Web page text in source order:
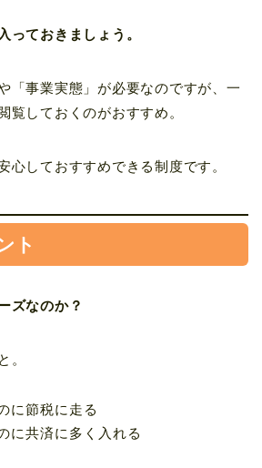
っておきましょう。
「事業実態」が必要なのですが、一
覧しておくのがおすすめ。
心しておすすめできる制度です。
ト
ズなのか？
。
に節税に走る
に共済に多く入れる